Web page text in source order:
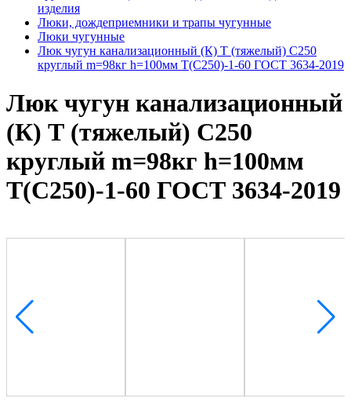
изделия
Люки, дождеприемники и трапы чугунные
Люки чугунные
Люк чугун канализационный (К) Т (тяжелый) С250
круглый m=98кг h=100мм Т(С250)-1-60 ГОСТ 3634-2019
Люк чугун канализационный
(К) Т (тяжелый) С250
круглый m=98кг h=100мм
Т(С250)-1-60 ГОСТ 3634-2019